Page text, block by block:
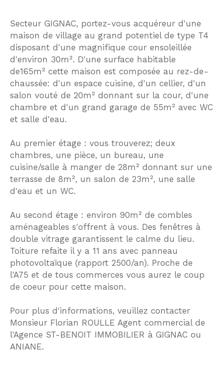
Secteur GIGNAC, portez-vous acquéreur d'une
maison de village au grand potentiel de type T4
disposant d'une magnifique cour ensoleillée
d'environ 30m². D'une surface habitable
de165m² cette maison est composée au rez-de-
chaussée: d'un espace cuisine, d'un cellier, d'un
salon vouté de 20m² donnant sur la cour, d'une
chambre et d'un grand garage de 55m² avec WC
et salle d'eau.
Au premier étage : vous trouverez; deux
chambres, une pièce, un bureau, une
cuisine/salle à manger de 28m² donnant sur une
terrasse de 8m², un salon de 23m², une salle
d'eau et un WC.
Au second étage : environ 90m² de combles
aménageables s'offrent à vous. Des fenêtres à
double vitrage garantissent le calme du lieu.
Toiture refaite il y a 11 ans avec panneau
photovoltaïque (rapport 2500/an). Proche de
l'A75 et de tous commerces vous aurez le coup
de coeur pour cette maison.
Pour plus d'informations, veuillez contacter
Monsieur Florian ROULLE Agent commercial de
l'Agence ST-BENOIT IMMOBILIER à GIGNAC ou
ANIANE.